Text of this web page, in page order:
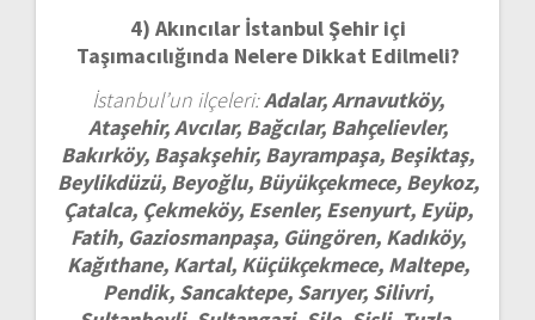
4) Akıncılar İstanbul Şehir içi
Taşımacılığında Nelere Dikkat Edilmeli?
İstanbul’un ilçeleri:Adalar, Arnavutköy,
Ataşehir, Avcılar, Bağcılar, Bahçelievler,
Bakırköy, Başakşehir, Bayrampaşa, Beşiktaş,
Beylikdüzü, Beyoğlu, Büyükçekmece, Beykoz,
Çatalca, Çekmeköy, Esenler, Esenyurt, Eyüp,
Fatih, Gaziosmanpaşa, Güngören, Kadıköy,
Kağıthane, Kartal, Küçükçekmece, Maltepe,
Pendik, Sancaktepe, Sarıyer, Silivri,